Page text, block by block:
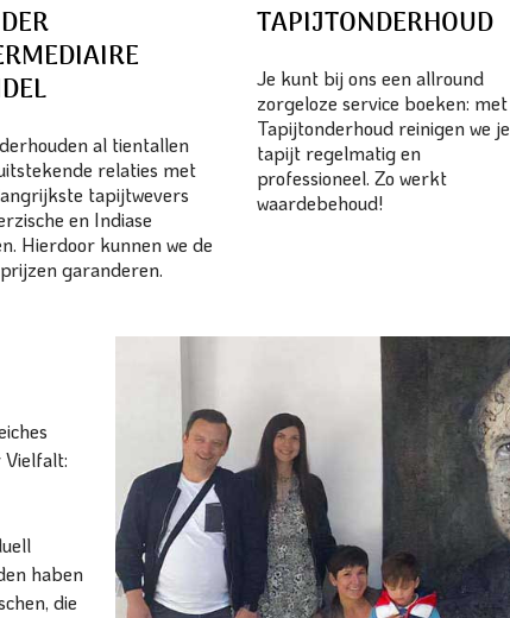
al tientallen
relaties met
tapijtwevers
en Indiase
Hierdoor kunnen we de
garanderen.
TAPIJTONDERHOUD
Je kunt bij ons een allround
zorgeloze service boeken: met
Tapijtonderhoud reinigen we je
tapijt regelmatig en
professioneel. Zo werkt
waardebehoud!
haben
die